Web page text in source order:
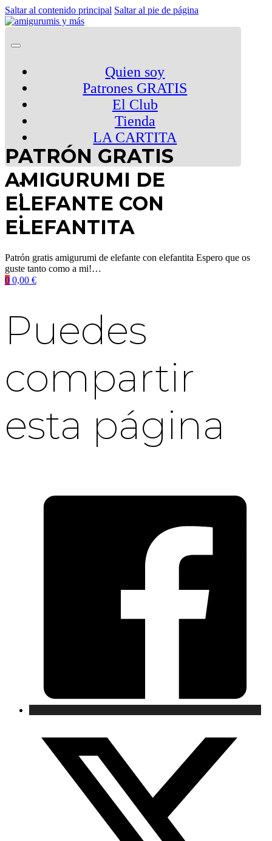
Saltar al contenido principal Saltar al pie de página
Quien soy
Patrones GRATIS
El Club
Tienda
LA CARTITA
0 0,00 €
PATRÓN GRATIS
AMIGURUMI DE
ELEFANTE CON
ELEFANTITA
Patrón gratis amigurumi de elefante con elefantita Espero que os
guste tanto como a mi!…
Puedes
compartir
esta página